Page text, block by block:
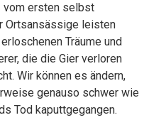
vom ersten selbst
Ortsansässige leisten
Träume und
die die Gier verloren
Wir können es ändern,
genauso schwer wie
Tod kaputtgegangen.